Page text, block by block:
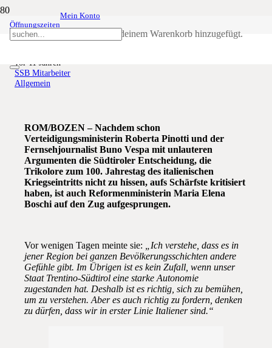
Öffnungszeiten
Mein Konto
wurde deinem Warenkorb hinzugefügt.
Wir sind eben keine Italiener!
vor 11 Jahren
SSB Mitarbeiter
Allgemein
ROM/BOZEN – Nachdem schon
Verteidigungsministerin Roberta Pinotti und der
Fernsehjournalist Buno Vespa mit unlauteren
Argumenten die Südtiroler Entscheidung, die
Trikolore zum 100. Jahrestag des italienischen
Kriegseintritts nicht zu hissen, aufs Schärfste kritisiert
haben, ist auch Reformenministerin Maria Elena
Boschi auf den Zug aufgesprungen.
Vor wenigen Tagen meinte sie:
„Ich verstehe, dass es in
jener Region bei ganzen Bevölkerungsschichten andere
Gefühle gibt. Im Übrigen ist es kein Zufall, wenn unser
Staat Trentino-Südtirol eine starke Autonomie
zugestanden hat. Deshalb ist es richtig, sich zu bemühen,
um zu verstehen. Aber es auch richtig zu fordern, denken
zu dürfen, dass wir in erster Linie Italiener sind.“